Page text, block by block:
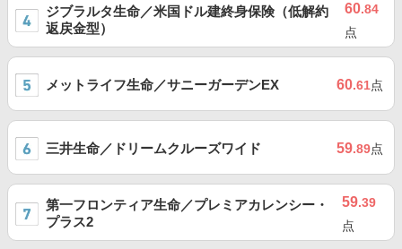
ジブラルタ生命／米国ドル建終身保険（低解約
返戻金型）
60.84
点
メットライフ生命／サニーガーデンEX 60.61点
三井生命／ドリームクルーズワイド 59.89点
第一フロンティア生命／プレミアカレンシー・
プラス2
59.39
点